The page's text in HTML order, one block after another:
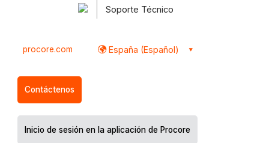
Soporte Técnico
procore.com España (Español)
Contáctenos
Inicio de sesión en la aplicación de Procore